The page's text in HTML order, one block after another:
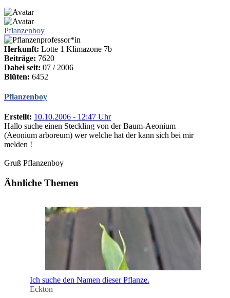
Pflanzenboy
Herkunft: Lotte 1 Klimazone 7b
Beiträge: 7620
Dabei seit: 07 / 2006
Blüten: 6452
Pflanzenboy
Erstellt: 10.10.2006 - 12:47 Uhr
Hallo suche einen Steckling von der Baum-Aeonium
(Aeonium arboreum) wer welche hat der kann sich bei mir
melden !
Gruß Pflanzenboy
Ähnliche Themen
Ich suche den Namen dieser Pflanze.
Eckton